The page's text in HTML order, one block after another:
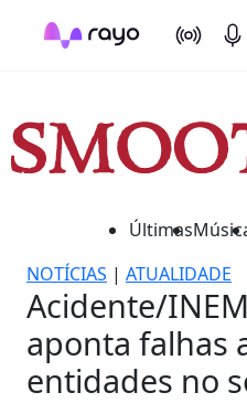
On Air
Últimas
NOTÍCIAS | ATUALIDADE
Acidente/
aponta falhas
entidades no